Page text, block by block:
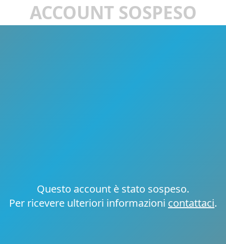
ACCOUNT SOSPESO
Questo account è stato sospeso.
Per ricevere ulteriori informazioni contattaci.